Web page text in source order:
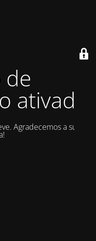
de
ativado
Agradecemos a sua